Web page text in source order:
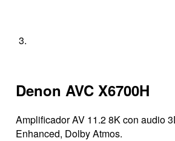
Denon AVC X6700H
Amplificador AV 11.2 8K con audio
Enhanced, Dolby Atmos.